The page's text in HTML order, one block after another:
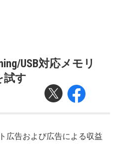
USB対応メモリ
試す
広告および広告による収益